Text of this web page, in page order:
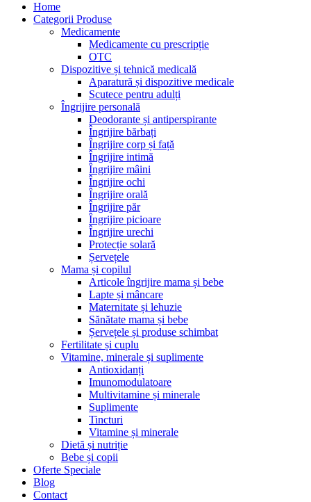
Home
Categorii Produse
Medicamente
Medicamente cu prescripție
OTC
Dispozitive și tehnică medicală
Aparatură și dispozitive medicale
Scutece pentru adulți
Îngrijire personală
Deodorante și antiperspirante
Îngrijire bărbați
Îngrijire corp și față
Îngrijire intimă
Îngrijire mâini
Îngrijire ochi
Îngrijire orală
Îngrijire păr
Îngrijire picioare
Îngrijire urechi
Protecție solară
Șervețele
Mama și copilul
Articole îngrijire mama și bebe
Lapte și mâncare
Maternitate și lehuzie
Sănătate mama și bebe
Șervețele și produse schimbat
Fertilitate și cuplu
Vitamine, minerale și suplimente
Antioxidanți
Imunomodulatoare
Multivitamine și minerale
Suplimente
Tincturi
Vitamine și minerale
Dietă și nutriție
Bebe și copii
Oferte Speciale
Blog
Contact